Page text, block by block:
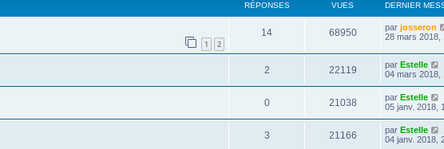
RÉPONSES VUES DERNIER
1 2
14 68950 par josseron
28 mars 2018,
2 22119 par Estelle
04 mars 2018,
0 21038 par Estelle
05 janv. 2018,
3 21166 par Estelle
04 janv. 2018,